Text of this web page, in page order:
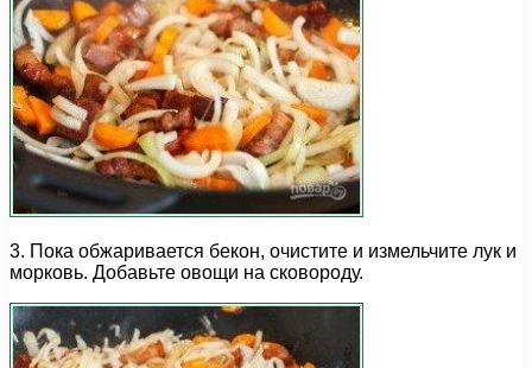
3. Пока обжаривается бекон, очистите и измельчите лук и
морковь. Добавьте овощи на сковороду.